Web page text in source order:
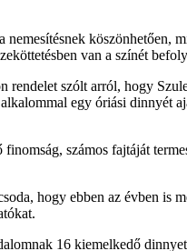
köszönhetően,
van a színét
szólt arról, hogy
egy óriási
számos fajtáját
hogy ebben az évben is
16 kiemelkedő